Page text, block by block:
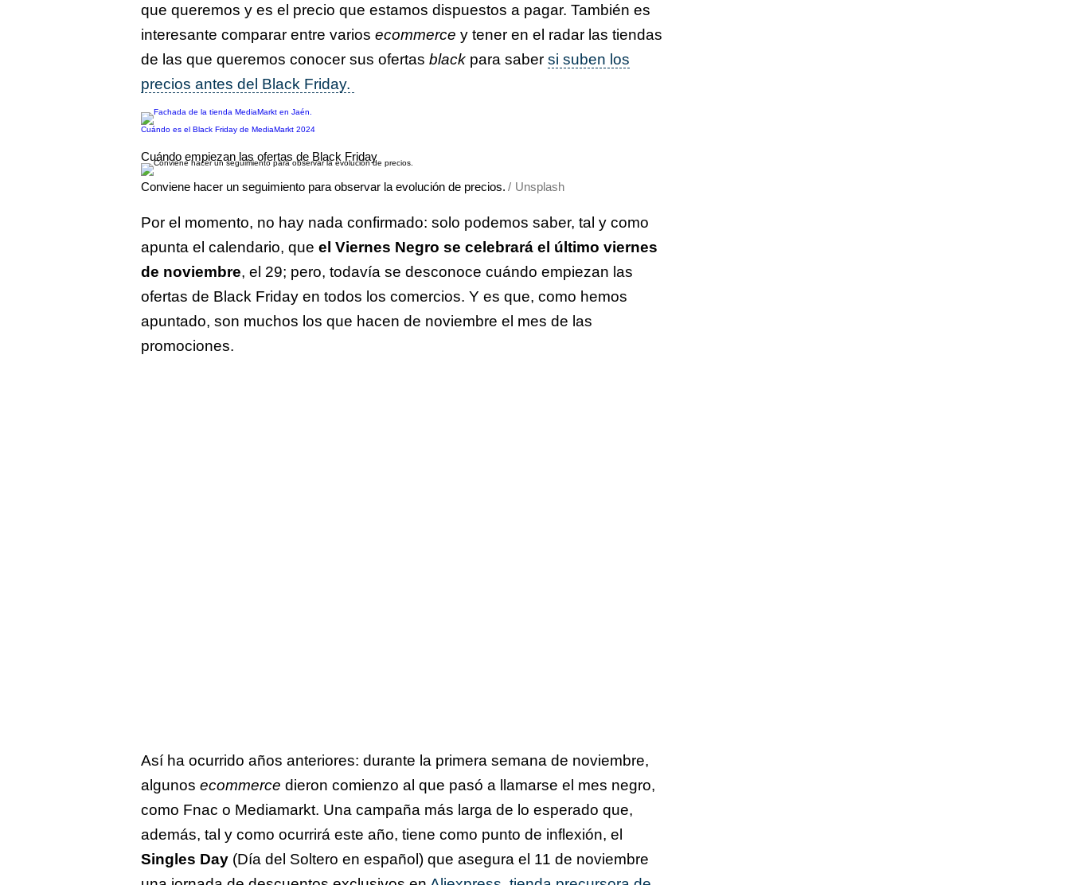
que queremos y es el precio que estamos dispuestos a pagar. También es
interesante comparar entre varios ecommerce y tener en el radar las tiendas
de las que queremos conocer sus ofertas black para saber si suben los
precios antes del Black Friday.
Cuándo es el Black Friday de MediaMarkt 2024
Cuándo empiezan las ofertas de Black Friday
Conviene hacer un seguimiento para observar la evolución de precios. Unsplash
Por el momento, no hay nada confirmado: solo podemos saber, tal y como
apunta el calendario, que el Viernes Negro se celebrará el último viernes
de noviembre, el 29; pero, todavía se desconoce cuándo empiezan las
ofertas de Black Friday en todos los comercios. Y es que, como hemos
apuntado, son muchos los que hacen de noviembre el mes de las
promociones.
Así ha ocurrido años anteriores: durante la primera semana de noviembre,
algunos ecommerce dieron comienzo al que pasó a llamarse el mes negro,
como Fnac o Mediamarkt. Una campaña más larga de lo esperado que,
además, tal y como ocurrirá este año, tiene como punto de inflexión, el
Singles Day (Día del Soltero en español) que asegura el 11 de noviembre